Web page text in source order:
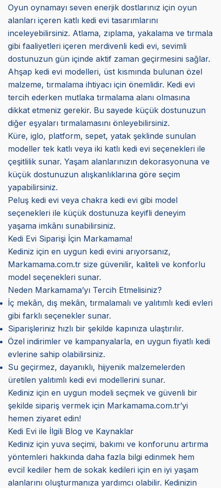
Oyun oynamayı seven enerjik dostlarınız için oyun
alanları içeren katlı kedi evi tasarımlarını
inceleyebilirsiniz. Atlama, zıplama, yakalama ve tırmala
gibi faaliyetleri içeren merdivenli kedi evi, sevimli
dostunuzun gün içinde aktif zaman geçirmesini sağlar.
Ahşap kedi evi modelleri, üst kısmında bulunan özel
malzeme, tırmalama ihtiyacı için önemlidir. Kedi evi
tercih ederken mutlaka tırmalama alanı olmasına
dikkat etmeniz gerekir. Bu sayede küçük dostunuzun
diğer eşyaları tırmalamasını önleyebilirsiniz.
Küre, iglo, platform, sepet, yatak şeklinde sunulan
modeller tek katlı veya iki katlı kedi evi seçenekleri ile
çeşitlilik sunar. Yaşam alanlarınızın dekorasyonuna ve
küçük dostunuzun alışkanlıklarına göre seçim
yapabilirsiniz.
Peluş kedi evi veya chakra kedi evi gibi model
seçenekleri ile küçük dostunuza keyifli deneyim
yaşama imkânı sunabilirsiniz.
Kedi Evi Siparişi İçin Markamama!
Kediniz için en uygun kedi evini arıyorsanız,
Markamama.com.tr size güvenilir, kaliteli ve konforlu
model seçenekleri sunar.
Neden Markamama’yı Tercih Etmelisiniz?
İç mekân, dış mekân, tırmalamalı ve yalıtımlı kedi evleri
gibi farklı seçenekler sunar.
Siparişleriniz hızlı bir şekilde kapınıza ulaştırılır.
Özel indirimler ve kampanyalarla, en uygun fiyatlı kedi
evlerine sahip olabilirsiniz.
Su geçirmez, dayanıklı, hijyenik malzemelerden
üretilen yalıtımlı kedi evi modellerini sunar.
Kediniz için en uygun modeli seçmek ve güvenli bir
şekilde sipariş vermek için Markamama.com.tr’yi
hemen ziyaret edin!
Kedi Evi ile İlgili Blog ve Kaynaklar
Kediniz için yuva seçimi, bakımı ve konforunu artırma
yöntemleri hakkında daha fazla bilgi edinmek hem
evcil kediler hem de sokak kedileri için en iyi yaşam
alanlarını oluşturmanıza yardımcı olabilir. Kedinizin